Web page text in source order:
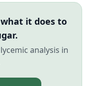
it does to
analysis in